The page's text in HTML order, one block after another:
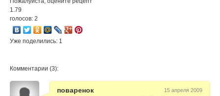
1.79
голосов: 2
Уже поделились: 1
Комментарии (3):
поваренок 15 апреля 2009